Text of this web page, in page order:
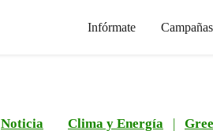
Infórmate Campañas
Noticia Clima y Energía |